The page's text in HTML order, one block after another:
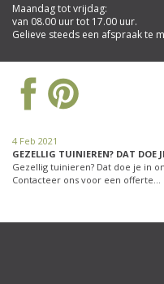
Maandag tot vrijdag:
van 08.00 uur tot 17.00 uur.
Gelieve steeds een afspraak te
4 Feb 2021
GEZELLIG TUINIEREN? DAT DOE
Gezellig tuinieren? Dat doe je in
Contacteer ons voor een offerte…